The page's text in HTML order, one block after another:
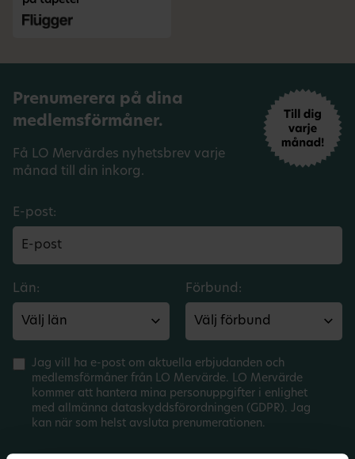
Prenumerera på dina
medlemsförmåner.
Få LO Mervärdes nyhetsbrev varje
månad till din inkorg.
E-post:
Län: Förbund:
Jag vill ha e-post om aktuella erbjudanden och
medlemsförmåner från LO Mervärde. LO Mervärde
kommer att hantera mina personuppgifter i enlighet
med allmänna dataskyddsförordningen (GDPR). Jag
kan när som helst avsluta prenumerationen.